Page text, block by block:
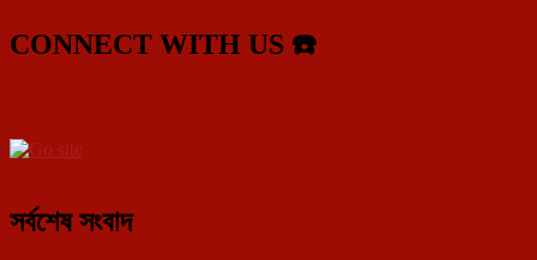
CONNECT WITH US ☎️
সর্বশেষ সংবাদ